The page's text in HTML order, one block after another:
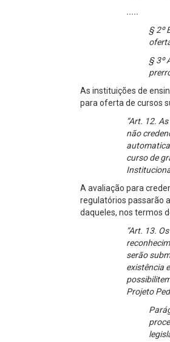
.....
§ 2º
§ 3º
As instituições de
para oferta de cursos
“Art. 12.
não
curso de
A avaliação para
regulatórios passarão
daqueles, nos termos
“Art. 13.
serão
existência
Projeto